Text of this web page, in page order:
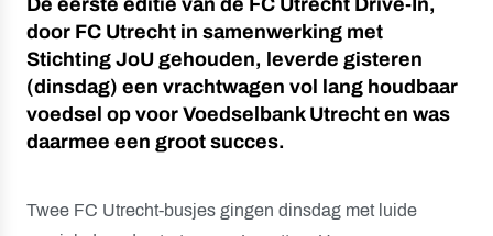
De eerste editie van de FC Utrecht Drive-In,
door FC Utrecht in samenwerking met
Stichting JoU gehouden, leverde gisteren
(dinsdag) een vrachtwagen vol lang houdbaar
voedsel op voor Voedselbank Utrecht en was
daarmee een groot succes.
Twee FC Utrecht-busjes gingen dinsdag met luide